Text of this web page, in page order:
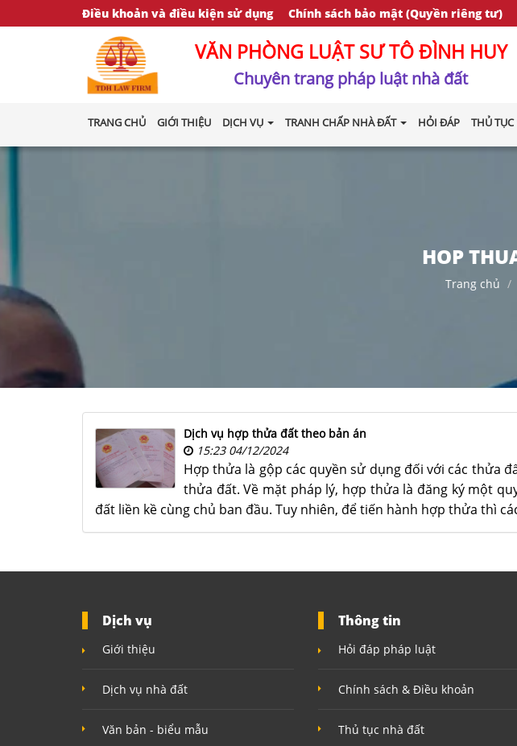
Điều khoản và điều kiện sử dụng Chính sách bảo mật (Quyền riêng tư)
VĂN PHÒNG LUẬT SƯ TÔ ĐÌNH HUY
Chuyên trang pháp luật nhà đất
TRANG CHỦ GIỚI THIỆU DỊCH VỤ TRANH CHẤP NHÀ ĐẤT HỎI ĐÁP THỦ
HOP
Trang chủ
Dịch vụ hợp thửa đất theo bản án
15:23 04/12/2024
Hợp thửa là gộp các quyền sử dụng đối với các thửa
thửa đất. Về mặt pháp lý, hợp thửa là đăng ký một
đất liền kề cùng chủ ban đầu. Tuy nhiên, để tiến hành hợp thửa thì
Dịch vụ
Giới thiệu
Dịch vụ nhà đất
Văn bản - biểu mẫu
Thông tin
Hỏi đáp pháp luật
Chính sách & Điều khoản
Thủ tục nhà đất